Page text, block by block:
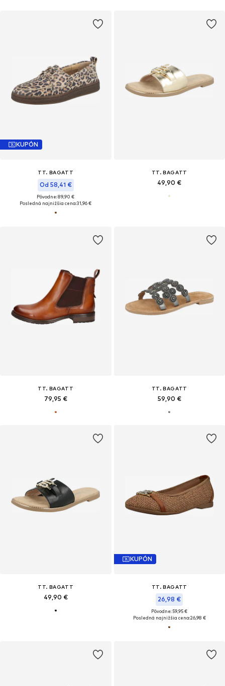
KUPÓN
TT. BAGATT
Od 58,41 €
Pôvodne: 89,90 €
Posledná najnižšia cena:31,96 €
TT. BAGATT
49,90 €
TT. BAGATT
79,95 €
TT. BAGATT
59,90 €
TT. BAGATT
49,90 €
KUPÓN
TT. BAGATT
26,98 €
Pôvodne: 59,95 €
Posledná najnižšia cena:26,98 €